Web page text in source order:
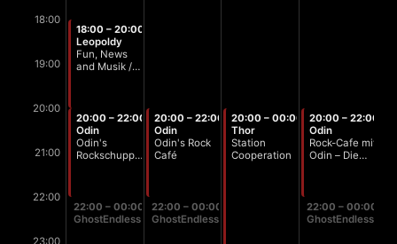
18:00
19:00
20:00
21:00
22:00
23:00
18:00 – 20:00
Leopoldy
Fun, News
and Musik /
20:00 – 22:00
Odin
Odin's
Rockschuppen
22:00 – 00:00
GhostEndless
20:00 – 22:00
Odin
Odin's Rock
Café
22:00 – 00:00
GhostEndless
20:00 – 00:00
Thor
Station
Cooperation
20:00 – 22:00
Odin
Rock-Cafe mit
Odin – Die
22:00 – 00:00
GhostEndless